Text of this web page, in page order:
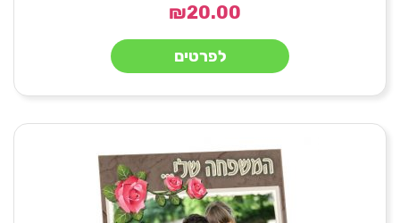
₪20.00
לפרטים